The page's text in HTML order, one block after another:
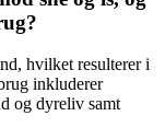
hvilket resulterer i
inkluderer
og dyreliv samt